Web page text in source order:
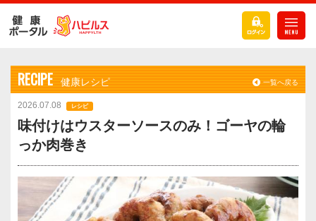
RECIPE 健康レシピ 一覧へ戻る
2026.07.08 レシピ
味付けはウスターソースのみ！ゴーヤの輪
っか肉巻き